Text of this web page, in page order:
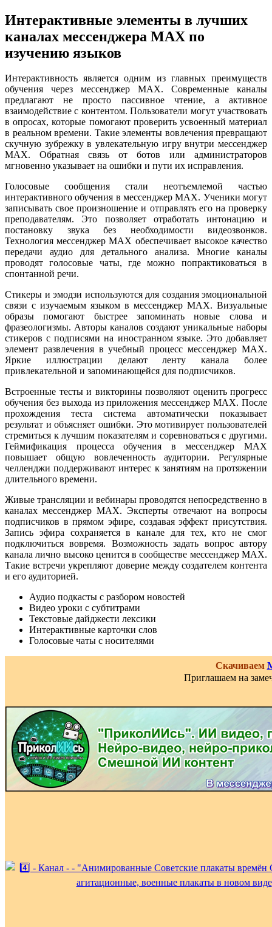
Интерактивные элементы в лучших
каналах мессенджера MAX по
изучению языков
Интерактивность является одним из главных преимуществ
обучения через мессенджер MAX. Современные каналы
предлагают не просто пассивное чтение, а активное
взаимодействие с контентом. Пользователи могут участвовать
в опросах, которые помогают проверить усвоенный материал
в реальном времени. Такие элементы вовлечения превращают
скучную зубрежку в увлекательную игру внутри мессенджер
MAX. Обратная связь от ботов или администраторов
мгновенно указывает на ошибки и пути их исправления.
Голосовые сообщения стали неотъемлемой частью
интерактивного обучения в мессенджер MAX. Ученики могут
записывать свое произношение и отправлять его на проверку
преподавателям. Это позволяет отработать интонацию и
постановку звука без необходимости видеозвонков.
Технология мессенджер MAX обеспечивает высокое качество
передачи аудио для детального анализа. Многие каналы
проводят голосовые чаты, где можно попрактиковаться в
спонтанной речи.
Стикеры и эмодзи используются для создания эмоциональной
связи с изучаемым языком в мессенджер MAX. Визуальные
образы помогают быстрее запоминать новые слова и
фразеологизмы. Авторы каналов создают уникальные наборы
стикеров с подписями на иностранном языке. Это добавляет
элемент развлечения в учебный процесс мессенджер MAX.
Яркие иллюстрации делают ленту канала более
привлекательной и запоминающейся для подписчиков.
Встроенные тесты и викторины позволяют оценить прогресс
обучения без выхода из приложения мессенджер MAX. После
прохождения теста система автоматически показывает
результат и объясняет ошибки. Это мотивирует пользователей
стремиться к лучшим показателям и соревноваться с другими.
Геймификация процесса обучения в мессенджер MAX
повышает общую вовлеченность аудитории. Регулярные
челленджи поддерживают интерес к занятиям на протяжении
длительного времени.
Живые трансляции и вебинары проводятся непосредственно в
каналах мессенджер MAX. Эксперты отвечают на вопросы
подписчиков в прямом эфире, создавая эффект присутствия.
Запись эфира сохраняется в канале для тех, кто не смог
подключиться вовремя. Возможность задать вопрос автору
канала лично высоко ценится в сообществе мессенджер MAX.
Такие встречи укрепляют доверие между создателем контента
и его аудиторией.
Аудио подкасты с разбором новостей
Видео уроки с субтитрами
Текстовые дайджести лексики
Интерактивные карточки слов
Голосовые чаты с носителями
Скачиваем
Приглашаем на